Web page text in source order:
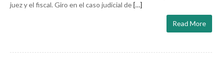
juez y el fiscal. Giro en el caso judicial de[…]
Read More